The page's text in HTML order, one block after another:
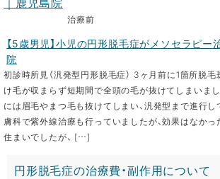
治療前
【5歳男児】小児の円形脱毛症がメソセラピー
院
初診時所見（汎発型円形脱毛症） 3ヶ月前に1箇所脱毛
け毛が収まらず短期間で全頭の毛が抜けてしまいま
には眉毛やまつ毛も抜けてしまい、汎発型まで進行し
膚科で紫外線治療も行っていましたが、効果はなかっ
住まいでしたが、 […]
円形脱毛症の治療費・副作用について